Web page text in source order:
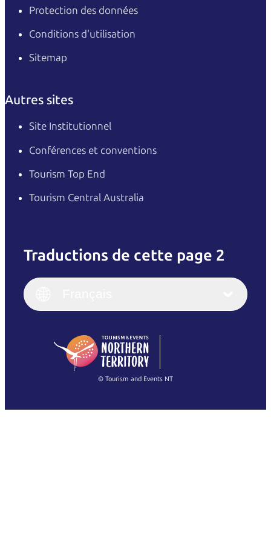
Protection des données
Conditions d'utilisation
Sitemap
Autres sites
Site Institutionnel
Conférences et conventions
Tourism Top End
Tourism Central Australia
Traductions de cette page 2
English
(Singapore)
Italiano
繁體中文
© Tourism and Events NT